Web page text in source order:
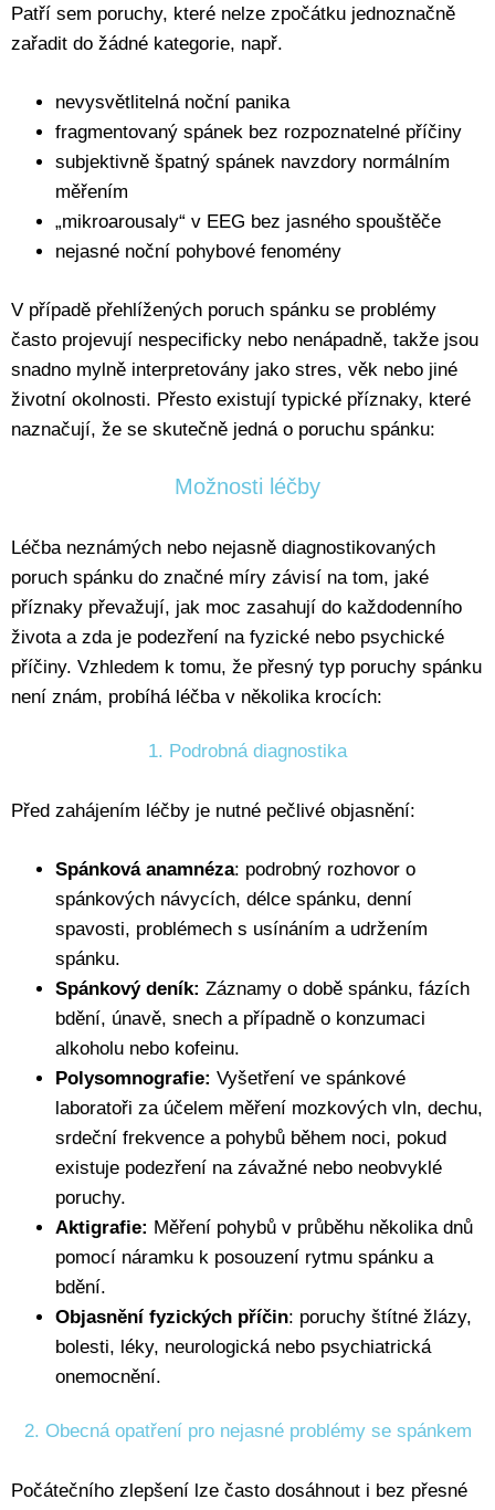
Patří sem poruchy, které nelze zpočátku jednoznačně
zařadit do žádné kategorie, např.
nevysvětlitelná noční panika
fragmentovaný spánek bez rozpoznatelné příčiny
subjektivně špatný spánek navzdory normálním
měřením
„mikroarousaly“ v EEG bez jasného spouštěče
nejasné noční pohybové fenomény
V případě přehlížených poruch spánku se problémy
často projevují nespecificky nebo nenápadně, takže jsou
snadno mylně interpretovány jako stres, věk nebo jiné
životní okolnosti. Přesto existují typické příznaky, které
naznačují, že se skutečně jedná o poruchu spánku:
Možnosti léčby
Léčba neznámých nebo nejasně diagnostikovaných
poruch spánku do značné míry závisí na tom, jaké
příznaky převažují, jak moc zasahují do každodenního
života a zda je podezření na fyzické nebo psychické
příčiny. Vzhledem k tomu, že přesný typ poruchy spánku
není znám, probíhá léčba v několika krocích:
1. Podrobná diagnostika
Před zahájením léčby je nutné pečlivé objasnění:
Spánková anamnéza: podrobný rozhovor o
spánkových návycích, délce spánku, denní
spavosti, problémech s usínáním a udržením
spánku.
Spánkový deník: Záznamy o době spánku, fázích
bdění, únavě, snech a případně o konzumaci
alkoholu nebo kofeinu.
Polysomnografie: Vyšetření ve spánkové
laboratoři za účelem měření mozkových vln, dechu,
srdeční frekvence a pohybů během noci, pokud
existuje podezření na závažné nebo neobvyklé
poruchy.
Aktigrafie: Měření pohybů v průběhu několika dnů
pomocí náramku k posouzení rytmu spánku a
bdění.
Objasnění fyzických příčin: poruchy štítné žlázy,
bolesti, léky, neurologická nebo psychiatrická
onemocnění.
2. Obecná opatření pro nejasné problémy se spánkem
Počátečního zlepšení lze často dosáhnout i bez přesné